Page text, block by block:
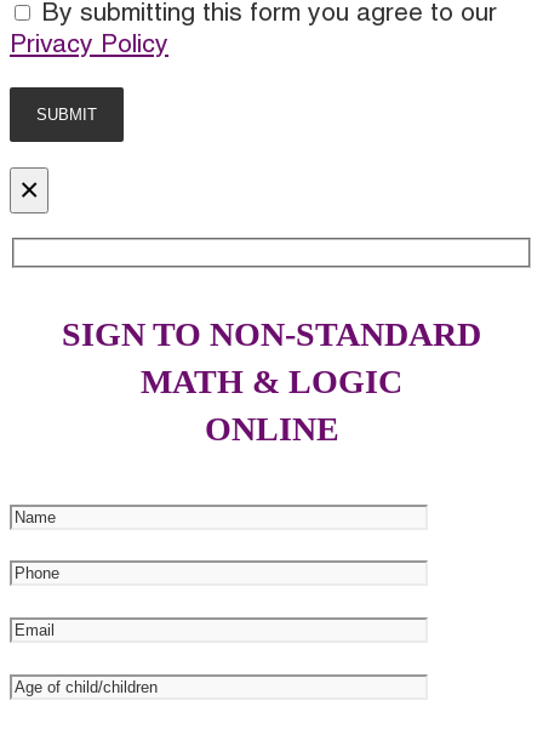
By submitting this form you agree to our
Privacy Policy
×
SIGN TO NON-STANDARD
MATH & LOGIC
ONLINE